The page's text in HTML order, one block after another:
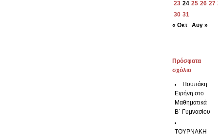
23 24 25 26 27
30 31
« Οκτ
Αυγ »
Πρόσφατα
σχόλια
Πουπάκη
Ειρήνη στο
Μαθηματικά
Β΄ Γυμνασίου
ΤΟΥΡΝΑΚΗ